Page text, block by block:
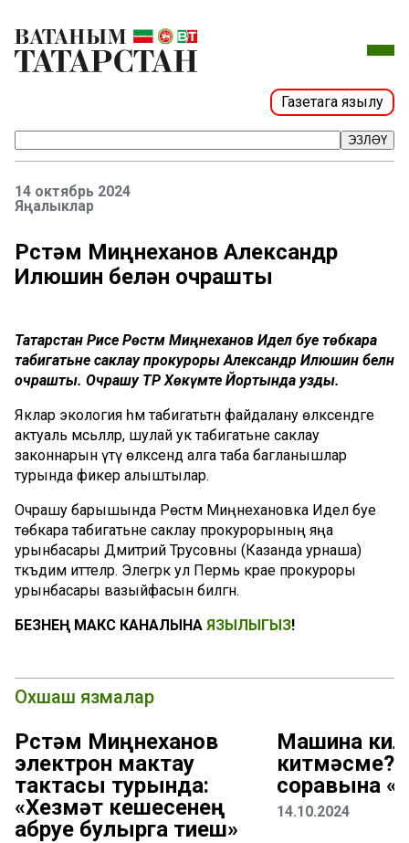
Газетага язылу
ЭЗЛӘҮ
14 октябрь 2024
Яңалыклар
Рөстәм Миңнеханов Александр
Илюшин белән очрашты
Татарстан Рәисе Рөстәм Миңнеханов Идел буе төбәкара
табигатьне саклау прокуроры Александр Илюшин белән
очрашты. Очрашу ТР Хөкүмәте Йортында узды.
Яклар экология һәм табигатьтән файдалану өлкәсендәге
актуаль мәсьәләләр, шулай ук табигатьне саклау
законнарын үтәү өлкәсендә алга таба багланышлар
турында фикер алыштылар.
Очрашу барышында Рөстәм Миңнехановка Идел буе
төбәкара табигатьне саклау прокурорының яңа
урынбасары Дмитрий Трусовны (Казанда урнаша)
тәкъдим иттеләр. Элегрәк ул Пермь крае прокуроры
урынбасары вазыйфасын биләгән.
БЕЗНЕҢ МАКС КАНАЛЫНА ЯЗЫЛЫГЫЗ!
Охшаш язмалар
Рөстәм Миңнеханов
электрон мактау
тактасы турында:
«Хезмәт кешесенең
абруе булырга тиеш»
Машина
китмәсме?
соравына
14.10.2024